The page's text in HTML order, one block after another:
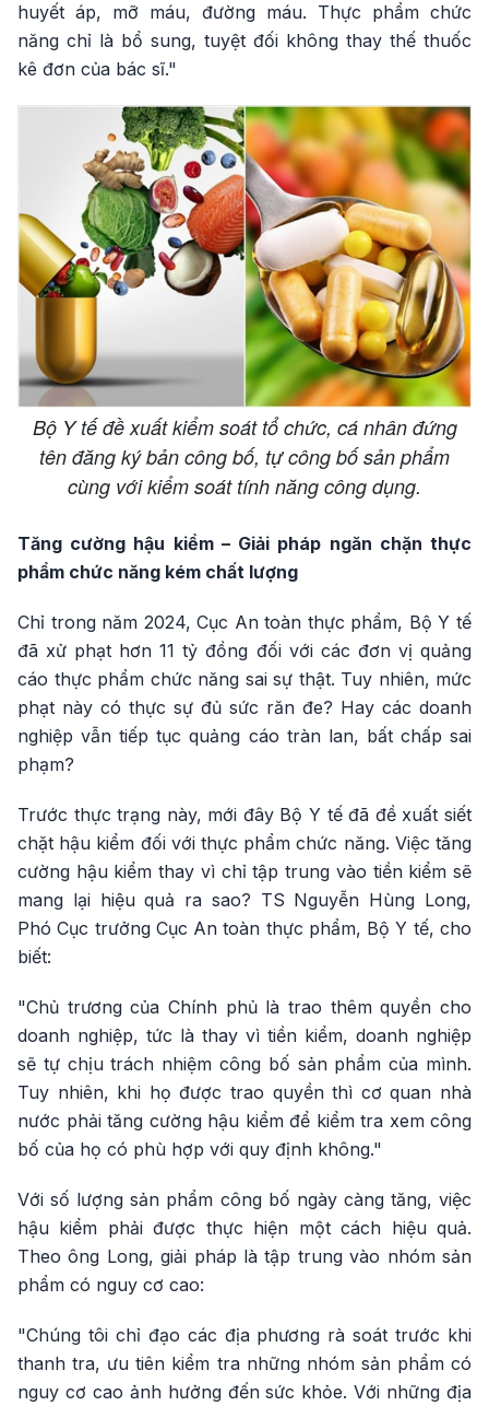
huyết áp, mỡ máu, đường máu. Thực phẩm chức
năng chỉ là bổ sung, tuyệt đối không thay thế thuốc
kê đơn của bác sĩ."
Bộ Y tế đề xuất kiểm soát tổ chức, cá nhân đứng
tên đăng ký bản công bố, tự công bố sản phẩm
cùng với kiểm soát tính năng công dụng.
Tăng cường hậu kiểm – Giải pháp ngăn chặn thực
phẩm chức năng kém chất lượng
Chỉ trong năm 2024, Cục An toàn thực phẩm, Bộ Y tế
đã xử phạt hơn 11 tỷ đồng đối với các đơn vị quảng
cáo thực phẩm chức năng sai sự thật. Tuy nhiên, mức
phạt này có thực sự đủ sức răn đe? Hay các doanh
nghiệp vẫn tiếp tục quảng cáo tràn lan, bất chấp sai
phạm?
Trước thực trạng này, mới đây Bộ Y tế đã đề xuất siết
chặt hậu kiểm đối với thực phẩm chức năng. Việc tăng
cường hậu kiểm thay vì chỉ tập trung vào tiền kiểm sẽ
mang lại hiệu quả ra sao? TS Nguyễn Hùng Long,
Phó Cục trưởng Cục An toàn thực phẩm, Bộ Y tế, cho
biết:
"Chủ trương của Chính phủ là trao thêm quyền cho
doanh nghiệp, tức là thay vì tiền kiểm, doanh nghiệp
sẽ tự chịu trách nhiệm công bố sản phẩm của mình.
Tuy nhiên, khi họ được trao quyền thì cơ quan nhà
nước phải tăng cường hậu kiểm để kiểm tra xem công
bố của họ có phù hợp với quy định không."
Với số lượng sản phẩm công bố ngày càng tăng, việc
hậu kiểm phải được thực hiện một cách hiệu quả.
Theo ông Long, giải pháp là tập trung vào nhóm sản
phẩm có nguy cơ cao:
"Chúng tôi chỉ đạo các địa phương rà soát trước khi
thanh tra, ưu tiên kiểm tra những nhóm sản phẩm có
nguy cơ cao ảnh hưởng đến sức khỏe. Với những địa